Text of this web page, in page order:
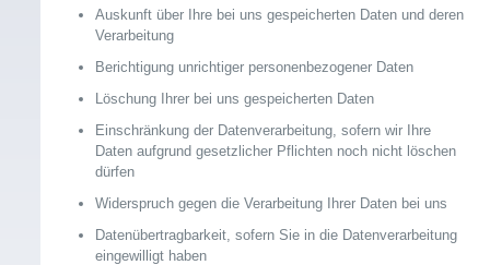
Auskunft über Ihre bei uns gespeicherten Daten und deren
Verarbeitung
Berichtigung unrichtiger personenbezogener Daten
Löschung Ihrer bei uns gespeicherten Daten
Einschränkung der Datenverarbeitung, sofern wir Ihre
Daten aufgrund gesetzlicher Pflichten noch nicht löschen
dürfen
Widerspruch gegen die Verarbeitung Ihrer Daten bei uns
Datenübertragbarkeit, sofern Sie in die Datenverarbeitung
eingewilligt haben